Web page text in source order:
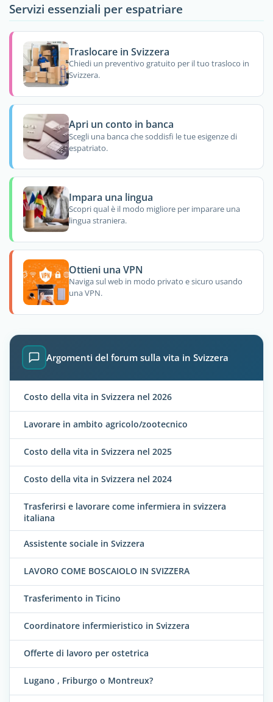
Servizi essenziali per espatriare
Traslocare in Svizzera
Chiedi un preventivo gratuito per il tuo trasloco in
Svizzera.
Apri un conto in banca
Scegli una banca che soddisfi le tue esigenze di
espatriato.
Impara una lingua
Scopri qual è il modo migliore per imparare una
lingua straniera.
Ottieni una VPN
Naviga sul web in modo privato e sicuro usando
una VPN.
Argomenti del forum sulla vita in Svizzera
Costo della vita in Svizzera nel 2026
Lavorare in ambito agricolo/zootecnico
Costo della vita in Svizzera nel 2025
Costo della vita in Svizzera nel 2024
Trasferirsi e lavorare come infermiera in svizzera
italiana
Assistente sociale in Svizzera
LAVORO COME BOSCAIOLO IN SVIZZERA
Trasferimento in Ticino
Coordinatore infermieristico in Svizzera
Offerte di lavoro per ostetrica
Lugano , Friburgo o Montreux?